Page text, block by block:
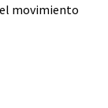
movimiento